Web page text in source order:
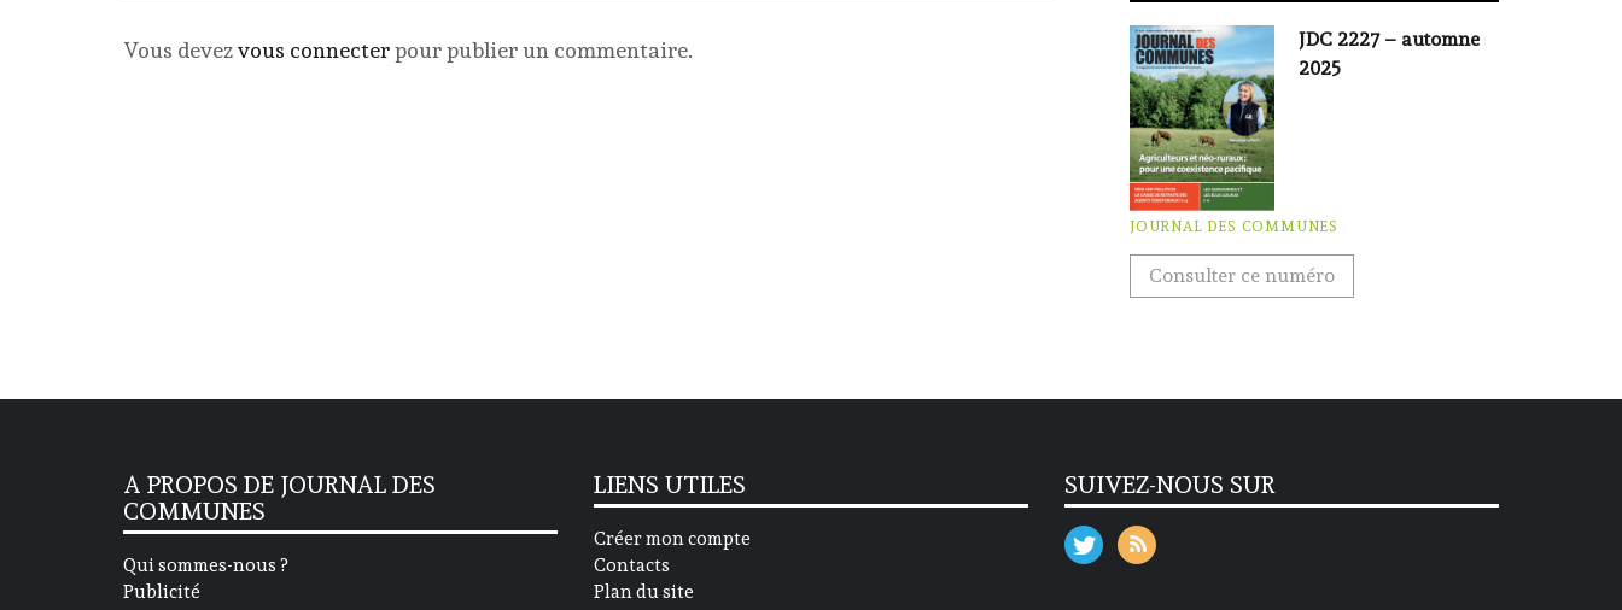
Vous devezvous connecterpour publier un commentaire.
JDC 2227 – automne
2025
JOURNAL DES COMMUNES
Consulter ce numéro
A PROPOS DE JOURNAL DES
COMMUNES
Qui sommes-nous ?
Publicité
LIENS UTILES
Créer mon compte
Contacts
Plan du site
SUIVEZ-NOUS SUR